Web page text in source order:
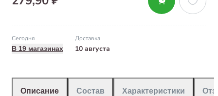
Сегодня
В 19 магазинах
Доставка
10 августа
Описание Состав Характеристики